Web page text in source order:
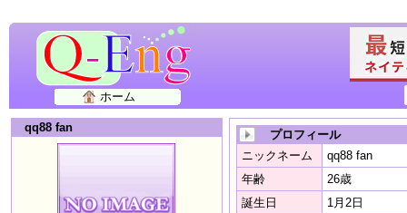
ホーム
qq88 fan
プロフィール
ニックネーム
qq88 fan
年齢
26歳
誕生日
1月2日